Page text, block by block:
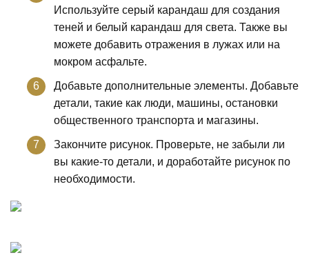
Используйте серый карандаш для создания
теней и белый карандаш для света. Также вы
можете добавить отражения в лужах или на
мокром асфальте.
Добавьте дополнительные элементы. Добавьте
детали, такие как люди, машины, остановки
общественного транспорта и магазины.
Закончите рисунок. Проверьте, не забыли ли
вы какие-то детали, и доработайте рисунок по
необходимости.